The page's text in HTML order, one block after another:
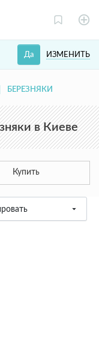
ИЗМЕНИТЬ
Да
БЕРЕЗНЯКИ
в Киеве
Купить